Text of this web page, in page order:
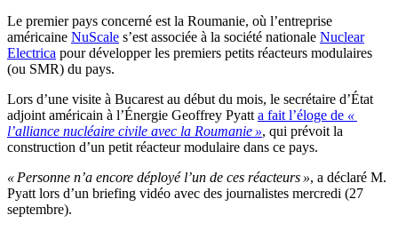
Le premier pays concerné est la Roumanie, où l’entreprise
américaine NuScale s’est associée à la société nationale Nuclear
Electrica pour développer les premiers petits réacteurs modulaires
(ou SMR) du pays.
Lors d’une visite à Bucarest au début du mois, le secrétaire d’État
adjoint américain à l’Énergie Geoffrey Pyatt a fait l’éloge de «
l’alliance nucléaire civile avec la Roumanie », qui prévoit la
construction d’un petit réacteur modulaire dans ce pays.
« Personne n’a encore déployé l’un de ces réacteurs », a déclaré M.
Pyatt lors d’un briefing vidéo avec des journalistes mercredi (27
septembre).